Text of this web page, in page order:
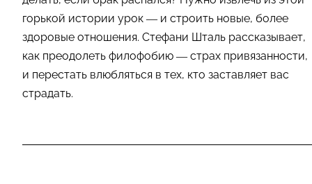
горькой истории урок — и строить новые, более
здоровые отношения. Стефани Шталь рассказывает,
как преодолеть филофобию — страх привязанности,
и перестать влюбляться в тех, кто заставляет вас
страдать.